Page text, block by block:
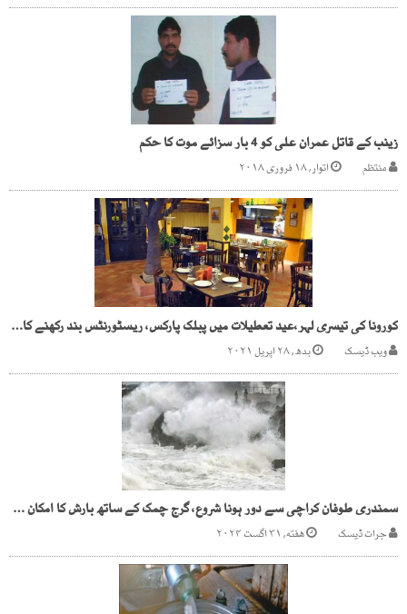
زینب کے قاتل عمران علی کو 4 بار سزائے موت کا حکم
منتظم اتوار, ۱۸ فروری ۲۰۱۸
کورونا کی تیسری لہر،عید تعطیلات میں پبلک پارکس، ریسٹورنٹس بند رکھنے کا اعلان
ویب ڈیسک بدھ, ۲۸ اپریل ۲۰۲۱
سمندری طوفان کراچی سے دور ہونا شروع، گرج چمک کے ساتھ بارش کا امکان موجود
جرات ڈیسک هفته, ۳۱ اگست ۲۰۲۴